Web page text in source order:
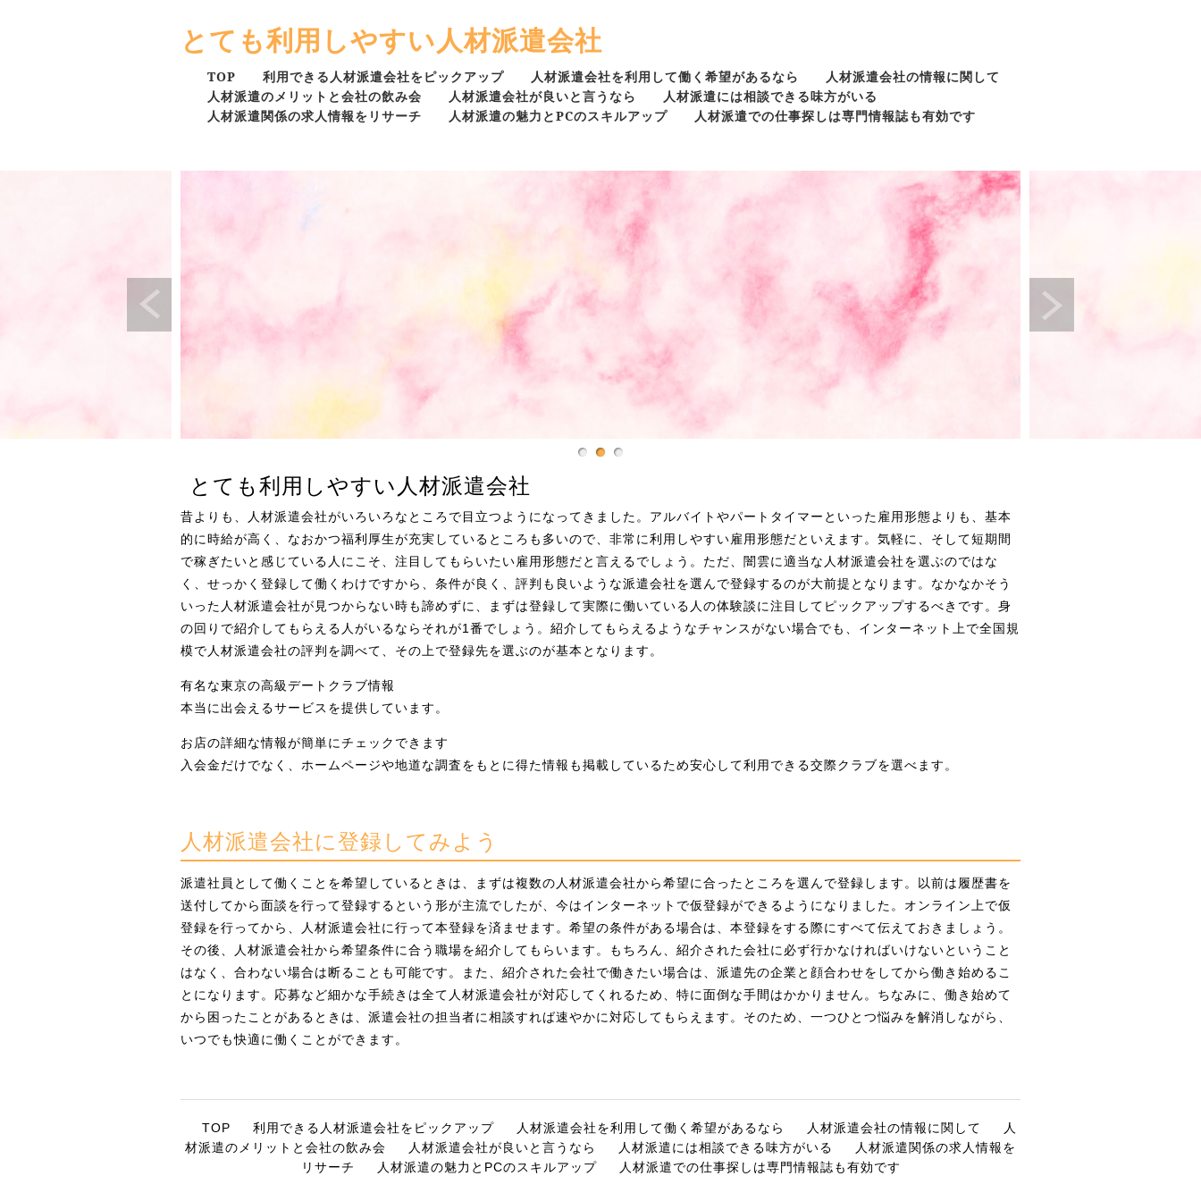
とても利用しやすい人材派遣会社
TOP 利用できる人材派遣会社をピックアップ 人材派遣会社を利用して働く希望があるなら
人材派遣会社の情報に関して
人材派遣のメリットと会社の飲み会
人材派遣会社が良いと言うなら
人材派遣には相談できる味方がいる
人材派遣関係の求人情報をリサーチ
人材派遣の魅力とPCのスキルアップ 人材派遣での仕事探しは専門情報誌も有効です
とても利用しやすい人材派遣会社
昔よりも、人材派遣会社がいろいろなところで目立つようになってきました。アルバイトやパートタイマーといった雇用形態よりも、基本
的に時給が高く、なおかつ福利厚生が充実しているところも多いので、非常に利用しやすい雇用形態だといえます。気軽に、そして短期間
で稼ぎたいと感じている人にこそ、注目してもらいたい雇用形態だと言えるでしょう。ただ、闇雲に適当な人材派遣会社を選ぶのではな
く、せっかく登録して働くわけですから、条件が良く、評判も良いような派遣会社を選んで登録するのが大前提となります。なかなかそう
いった人材派遣会社が見つからない時も諦めずに、まずは登録して実際に働いている人の体験談に注目してピックアップするべきです。身
の回りで紹介してもらえる人がいるならそれが1番でしょう。紹介してもらえるようなチャンスがない場合でも、インターネット上で全国規
模で人材派遣会社の評判を調べて、その上で登録先を選ぶのが基本となります。
有名な東京の高級デートクラブ情報
本当に出会えるサービスを提供しています。
お店の詳細な情報が簡単にチェックできます
入会金だけでなく、ホームページや地道な調査をもとに得た情報も掲載しているため安心して利用できる交際クラブを選べます。
人材派遣会社に登録してみよう
派遣社員として働くことを希望しているときは、まずは複数の人材派遣会社から希望に合ったところを選んで登録します。以前は履歴書を
送付してから面談を行って登録するという形が主流でしたが、今はインターネットで仮登録ができるようになりました。オンライン上で仮
登録を行ってから、人材派遣会社に行って本登録を済ませます。希望の条件がある場合は、本登録をする際にすべて伝えておきましょう。
その後、人材派遣会社から希望条件に合う職場を紹介してもらいます。もちろん、紹介された会社に必ず行かなければいけないということ
はなく、合わない場合は断ることも可能です。また、紹介された会社で働きたい場合は、派遣先の企業と顔合わせをしてから働き始めるこ
とになります。応募など細かな手続きは全て人材派遣会社が対応してくれるため、特に面倒な手間はかかりません。ちなみに、働き始めて
から困ったことがあるときは、派遣会社の担当者に相談すれば速やかに対応してもらえます。そのため、一つひとつ悩みを解消しながら、
いつでも快適に働くことができます。
TOP 利用できる人材派遣会社をピックアップ 人材派遣会社を利用して働く希望があるなら 人材派遣会社の情報に関して
人
材派遣のメリットと会社の飲み会
人材派遣会社が良いと言うなら 人材派遣には相談できる味方がいる
人材派遣関係の求人情報を
リサーチ
人材派遣の魅力とPCのスキルアップ 人材派遣での仕事探しは専門情報誌も有効です